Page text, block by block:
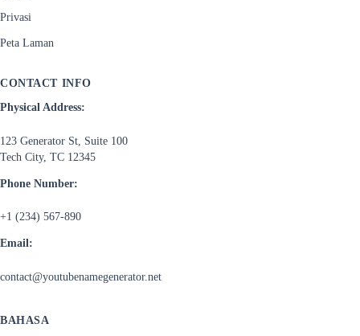
Privasi
Peta Laman
CONTACT INFO
Physical Address:
123 Generator St, Suite 100
Tech City, TC 12345
Phone Number:
+1 (234) 567-890
Email:
contact@youtubenamegenerator.net
BAHASA